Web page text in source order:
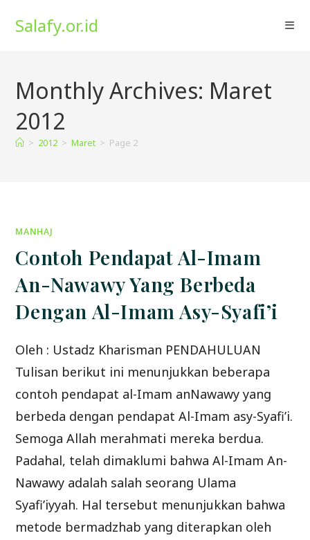
Salafy.or.id
Monthly Archives: Maret
2012
> 2012 > Maret > Page 2
MANHAJ
Contoh Pendapat Al-Imam
An-Nawawy Yang Berbeda
Dengan Al-Imam Asy-Syafi’i
Oleh : Ustadz Kharisman PENDAHULUAN
Tulisan berikut ini menunjukkan beberapa
contoh pendapat al-Imam anNawawy yang
berbeda dengan pendapat Al-Imam asy-Syafi’i.
Semoga Allah merahmati mereka berdua.
Padahal, telah dimaklumi bahwa Al-Imam An-
Nawawy adalah salah seorang Ulama
Syafi’iyyah. Hal tersebut menunjukkan bahwa
metode bermadzhab yang diterapkan oleh